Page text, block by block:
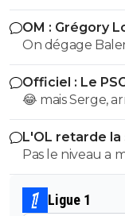
envisager une
comme base de
OM : Grégory
On dégage Balerdi
as. Faut quand-même virer kondogbia avec sa charrette et
ses 500K mensuels, ça ne sera pas une perte..
pourra garder
Gouiri, ce qui fait 1 joueur expérimenté par poste. Si Lorenzi
nous fait un
potable.
Officiel : Le
😂 mais Serge,
quoi, tu
que Paris suit
Paris après
trop cher l été
départ de lee
L'OL retarde
Pas le niveau a
Ligue 1